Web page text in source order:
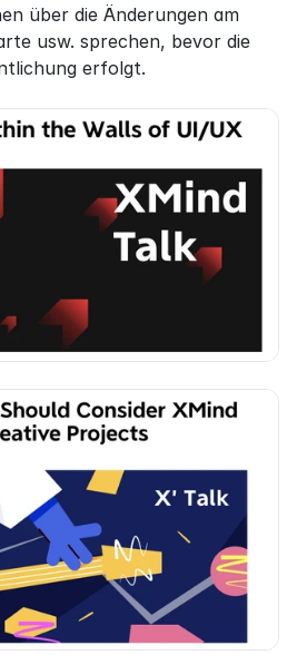
über die Änderungen am
usw. sprechen, bevor die
erfolgt.